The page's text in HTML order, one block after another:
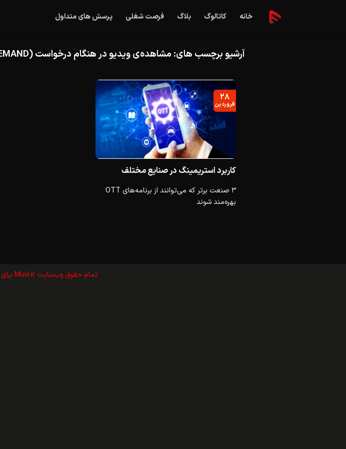
خانه کاتالوگ بلاگ فرصت شغلی پرسش های متداول
آرشیو برچسب های: مشاهده‌ی ویدیو در هنگام درخواست (VOD: VIDEO-ON-DEMAND)، فن‌آوری IPTV، نتفلیکس (NETFLIX)
کاربرد استریمینگ در صنایع مختلف
3 صنعت برتر که می‌توانند از برنامه‌های OTT
بهره‌مند شوند
۲۸
فروردین
تمام حقوق وب‌سايت Muvi.ir برای